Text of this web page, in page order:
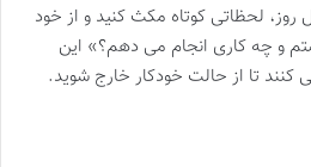
روز، لحظاتی کوتاه مکث کنید و از خود
و چه کاری انجام می دهم؟» این
تا از حالت خودکار خارج شوید.